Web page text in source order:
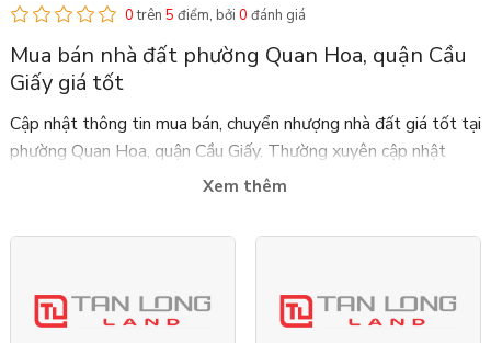
Bán nhà tại Quan Hoa
0trên 5 điểm, bởi 0 đánh giá
Mua bán nhà đất phường Quan Hoa, quận Cầu
Giấy giá tốt
Cập nhật thông tin mua bán, chuyển nhượng nhà đất giá tốt tại
phường Quan Hoa, quận Cầu Giấy. Thường xuyên cập nhật
thông tin cho tiết về diện tích, vị trí và giá bán nhà đất tại
Bdstanlong.vn là trang web uy tín, chuyên cung cấp nhà đất
thường xuyên cập nhật tình hình dự án bán tại Ciputra, Tân
Hoàng Minh, Ngoại Giao Đoàn, Starlake,... và đặc biệt
Xem thêm